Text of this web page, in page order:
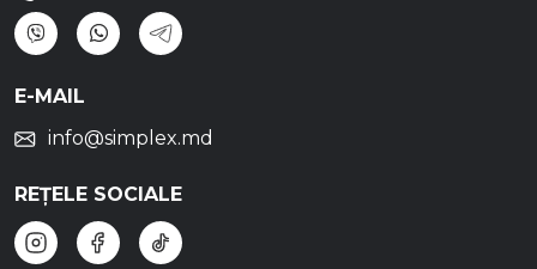
E-MAIL
info@simplex.md
REȚELE SOCIALE